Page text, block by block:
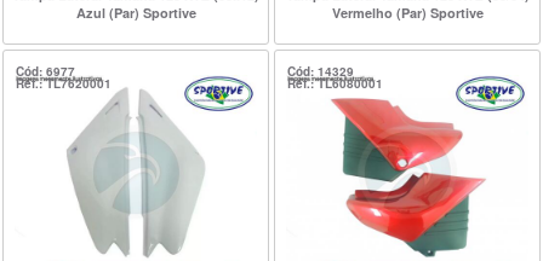
Azul (Par) Sportive
Vermelho (Par) Sportive
Cód: 6977
Ref.: TL7620001
Cód: 14329
Ref.: TL6080001